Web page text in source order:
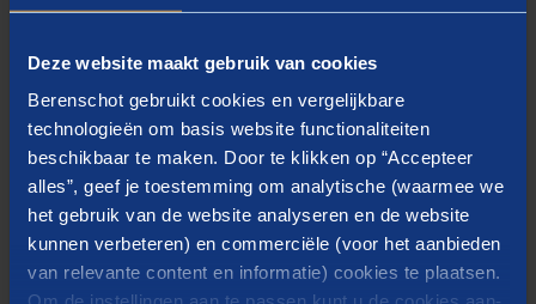
Deze website maakt gebruik van cookies
Berenschot gebruikt cookies en vergelijkbare
technologieën om basis website functionaliteiten
beschikbaar te maken. Door te klikken op “Accepteer
alles”, geef je toestemming om analytische (waarmee we
het gebruik van de website analyseren en de website
kunnen verbeteren) en commerciële (voor het aanbieden
van relevante content en informatie) cookies te plaatsen.
als houvast en referentiekader bij de gesprekken over
de beschikbaar te stellen middelen voor de uit te
voeren taken.